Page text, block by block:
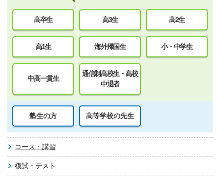
高卒生 高3生 高2生
高1生 海外帰国生 小・中学生
中高一貫生
通信制高校生・高校
中退者
塾生の方 高等学校の先生
コース・講習
模試・テスト